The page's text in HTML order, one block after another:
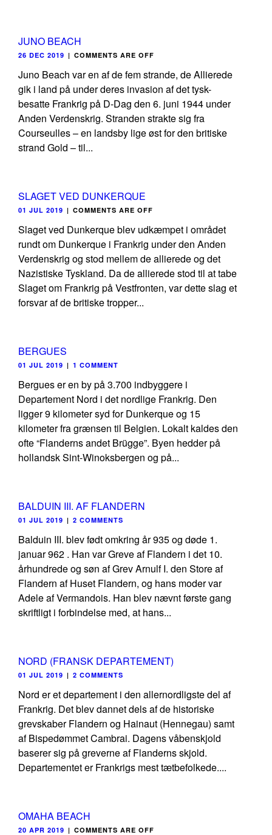
JUNO BEACH
26 DEC 2019 | COMMENTS ARE OFF
Juno Beach var en af de fem strande, de Allierede
gik i land på under deres invasion af det tysk-
besatte Frankrig på D-Dag den 6. juni 1944 under
Anden Verdenskrig. Stranden strakte sig fra
Courseulles – en landsby lige øst for den britiske
strand Gold – til...
SLAGET VED DUNKERQUE
01 JUL 2019 | COMMENTS ARE OFF
Slaget ved Dunkerque blev udkæmpet i området
rundt om Dunkerque i Frankrig under den Anden
Verdenskrig og stod mellem de allierede og det
Nazistiske Tyskland. Da de allierede stod til at tabe
Slaget om Frankrig på Vestfronten, var dette slag et
forsvar af de britiske tropper...
BERGUES
01 JUL 2019 | 1 COMMENT
Bergues er en by på 3.700 indbyggere i
Departement Nord i det nordlige Frankrig. Den
ligger 9 kilometer syd for Dunkerque og 15
kilometer fra grænsen til Belgien. Lokalt kaldes den
ofte “Flanderns andet Brügge”. Byen hedder på
hollandsk Sint-Winoksbergen og på...
BALDUIN III. AF FLANDERN
01 JUL 2019 | 2 COMMENTS
Balduin III. blev født omkring år 935 og døde 1.
januar 962 . Han var Greve af Flandern i det 10.
århundrede og søn af Grev Arnulf I. den Store af
Flandern af Huset Flandern, og hans moder var
Adele af Vermandois. Han blev nævnt første gang
skriftligt i forbindelse med, at hans...
NORD (FRANSK DEPARTEMENT)
01 JUL 2019 | 2 COMMENTS
Nord er et departement i den allernordligste del af
Frankrig. Det blev dannet dels af de historiske
grevskaber Flandern og Hainaut (Hennegau) samt
af Bispedømmet Cambrai. Dagens våbenskjold
baserer sig på greverne af Flanderns skjold.
Departementet er Frankrigs mest tætbefolkede....
OMAHA BEACH
20 APR 2019 | COMMENTS ARE OFF